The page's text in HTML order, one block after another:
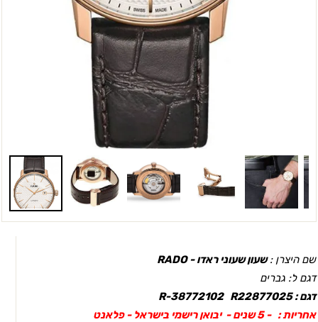
שם היצרן :שעון שעוני ראדו - RADO
דגם ל: גברים
דגם : R-38772102 R22877025
אחריות : - 5 שנים - יבואן רישמי בישראל - פלאנט